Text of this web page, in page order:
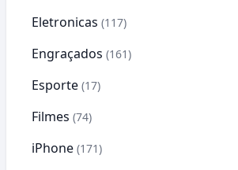
Eletronicas (117)
Engraçados (161)
Esporte (17)
Filmes (74)
iPhone (171)